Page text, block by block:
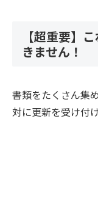
【超重要】
きません！
書類をたくさん集
対に更新を受け付